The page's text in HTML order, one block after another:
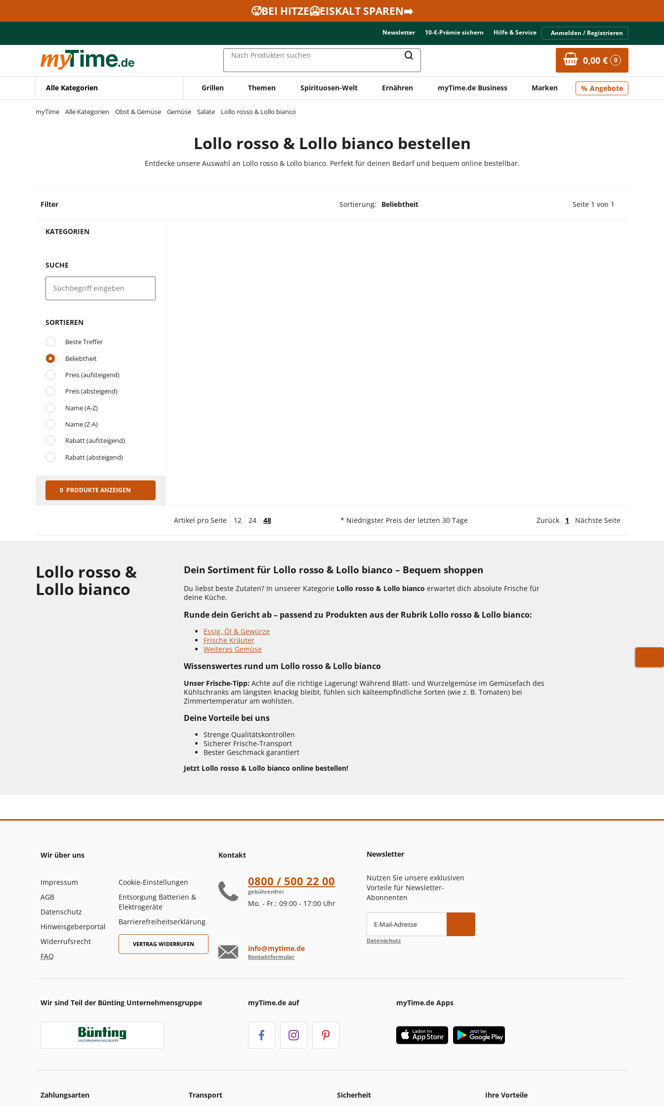
Zur Navigation springen
🥵BEI HITZE🥶EISKALT SPAREN➡️
Newsletter 10-€-Prämie sichern Hilfe & Service Anmelden / Registrieren
Nach Produkten suchen 0,00 € 0
Alle Kategorien Grillen Themen Spirituosen-Welt Ernähren myTime.de Business Marken Angebote
myTime Alle Kategorien Obst & Gemüse Gemüse Salate Lollo rosso & Lollo bianco
Lollo rosso & Lollo bianco bestellen
Entdecke unsere Auswahl an Lollo rosso & Lollo bianco. Perfekt für deinen Bedarf und bequem online bestellbar.
Filter Sortierung: Beliebtheit Vorherige Seite
Seite 1 von 1
KATEGORIEN
SUCHE
SORTIEREN
Beste Treffer
Beliebtheit
Preis (aufsteigend)
Preis (absteigend)
Name (A-Z)
Name (Z-A)
Rabatt (aufsteigend)
Rabatt (absteigend)
0 PRODUKTE ANZEIGEN
Artikel pro Seite 12 24 48 * Niedrigster Preis der letzten 30 Tage Zurück 1 Nächste Seite
Lollo rosso &
Lollo bianco
Dein Sortiment für Lollo rosso & Lollo bianco – Bequem shoppen
Du liebst beste Zutaten? In unserer Kategorie Lollo rosso & Lollo bianco erwartet dich absolute Frische für
deine Küche.
Runde dein Gericht ab – passend zu Produkten aus der Rubrik Lollo rosso & Lollo bianco:
Essig, Öl & Gewürze
Frische Kräuter
Weiteres Gemüse
Wissenswertes rund um Lollo rosso & Lollo bianco
Unser Frische-Tipp: Achte auf die richtige Lagerung! Während Blatt- und Wurzelgemüse im Gemüsefach des
Kühlschranks am längsten knackig bleibt, fühlen sich kälteempfindliche Sorten (wie z. B. Tomaten) bei
Zimmertemperatur am wohlsten.
Deine Vorteile bei uns
Strenge Qualitätskontrollen
Sicherer Frische-Transport
Bester Geschmack garantiert
Jetzt Lollo rosso & Lollo bianco online bestellen!
Wir über uns
Impressum
AGB
Datenschutz
Hinweisgeberportal
Widerrufsrecht
FAQ
Cookie-Einstellungen
Entsorgung Batterien &
Elektrogeräte
Barrierefreiheitserklärung
VERTRAG WIDERRUFEN
Kontakt
0800 / 500 22 00
gebührenfrei
Mo. - Fr.: 09:00 - 17:00 Uhr
info@mytime.de
Kontaktformular
Newsletter
Nutzen Sie unsere exklusiven
Vorteile für Newsletter-
Abonnenten
E-Mail-Adresse
Datenschutz
Wir sind Teil der Bünting Unternehmensgruppe myTime.de auf myTime.de Apps
Zahlungsarten Transport Sicherheit Ihre Vorteile